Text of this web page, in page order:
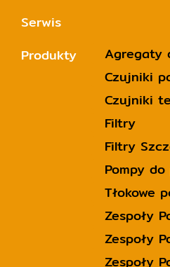
Serwis
Produkty
Agregaty
Czujniki
Czujniki
Filtry
Filtry
Pompy
Tłokowe
Zespoły
Zespoły
Zespoły